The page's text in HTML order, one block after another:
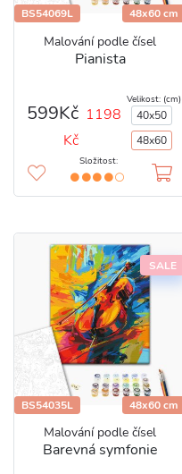
BS54069L 48x60 cm
Malování podle čísel
Pianista
599Kč 1198
Kč
Velikost: (cm)
40x50
48x60
Složitost:
SALE
BS54035L 48x60 cm
Malování podle čísel
Barevná symfonie